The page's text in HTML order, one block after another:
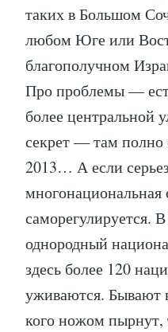
таких в Большом
любом Юге или
благополучном
Про проблемы —
более центральной
секрет — там
2013… А если
многонациональная
саморегулируется.
однородный
здесь более 120
уживаются. Бывают
кого ножом пырнут,